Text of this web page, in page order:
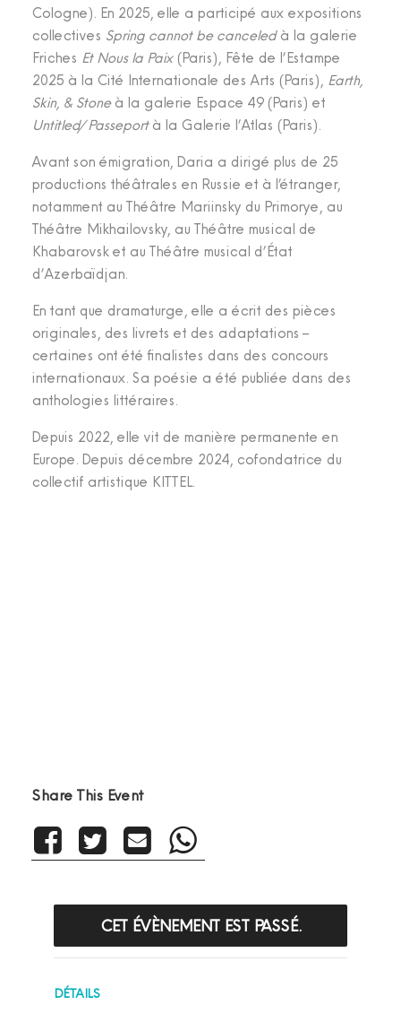
Cologne). En 2025, elle a participé aux expositions
collectives Spring cannot be canceledà la galerie
Friches Et Nous la Paix(Paris), Fête de l’Estampe
2025 à la Cité Internationale des Arts (Paris), Earth,
Skin, & Stoneà la galerie Espace 49 (Paris) et
Untitled/Passeportà la Galerie l’Atlas (Paris).
Avant son émigration, Daria a dirigé plus de 25
productions théâtrales en Russie et à l’étranger,
notamment au Théâtre Mariinsky du Primorye, au
Théâtre Mikhailovsky, au Théâtre musical de
Khabarovsk et au Théâtre musical d’État
d’Azerbaïdjan.
En tant que dramaturge, elle a écrit des pièces
originales, des livrets et des adaptations –
certaines ont été finalistes dans des concours
internationaux. Sa poésie a été publiée dans des
anthologies littéraires.
Depuis 2022, elle vit de manière permanente en
Europe. Depuis décembre 2024, cofondatrice du
collectif artistique KITTEL.
Share This Event
CET ÉVÈNEMENT EST PASSÉ.
DÉTAILS